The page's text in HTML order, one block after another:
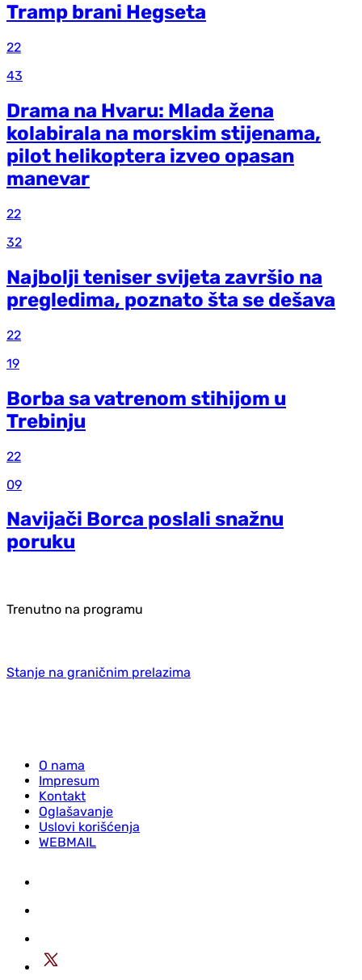
Tramp brani Hegseta
22
43
Drama na Hvaru: Mlada žena
kolabirala na morskim stijenama,
pilot helikoptera izveo opasan
manevar
22
32
Najbolji teniser svijeta završio na
pregledima, poznato šta se dešava
22
19
Borba sa vatrenom stihijom u
Trebinju
22
09
Navijači Borca poslali snažnu
poruku
Trenutno na programu
Stanje na graničnim prelazima
O nama
Impresum
Kontakt
Oglašavanje
Uslovi korišćenja
WEBMAIL